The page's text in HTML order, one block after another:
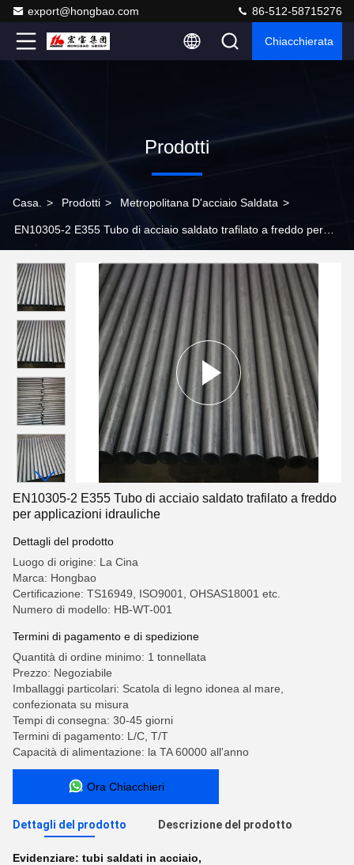
export@hongbao.com 86-512-58715276
Chiacchierata
Prodotti
Casa. > Prodotti > Metropolitana D'acciaio Saldata >
EN10305-2 E355 Tubo di acciaio saldato trafilato a freddo per
EN10305-2 E355 Tubo di acciaio saldato trafilato a freddo
per applicazioni idrauliche
Dettagli del prodotto
Luogo di origine: La Cina
Marca: Hongbao
Certificazione: TS16949, ISO9001, OHSAS18001 etc.
Numero di modello: HB-WT-001
Termini di pagamento e di spedizione
Quantità di ordine minimo: 1 tonnellata
Prezzo: Negoziabile
Imballaggi particolari: Scatola di legno idonea al mare,
confezionata su misura
Tempi di consegna: 30-45 giorni
Termini di pagamento: L/C, T/T
Capacità di alimentazione: la TA 60000 all'anno
Ora Chiacchieri
Dettagli del prodotto Descrizione del prodotto
Evidenziare: tubi saldati in acciaio,